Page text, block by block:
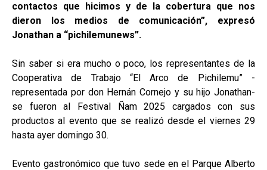
contactos que hicimos y de la cobertura que nos
dieron los medios de comunicación”, expresó
Jonathan a “pichilemunews”.
Sin saber si era mucho o poco, los representantes de la
Cooperativa de Trabajo “El Arco de Pichilemu” -
representada por don Hernán Cornejo y su hijo Jonathan-
se fueron al Festival Ñam 2025 cargados con sus
productos al evento que se realizó desde el viernes 29
hasta ayer domingo 30.
Evento gastronómico que tuvo sede en el Parque Alberto